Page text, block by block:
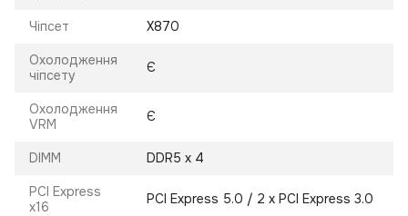
Чіпсет X870
Охолодження
чіпсету
Є
Охолодження
VRM
Є
DIMM DDR5 x 4
PCI Express
x16
PCI Express 5.0 / 2 x PCI Express 3.0